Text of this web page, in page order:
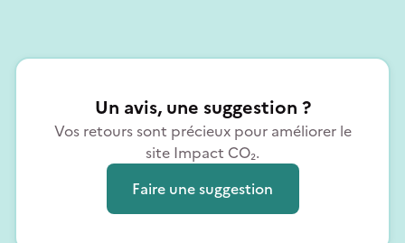
Un avis, une suggestion ?
Vos retours sont précieux pour améliorer le
site Impact CO₂.
Faire une suggestion